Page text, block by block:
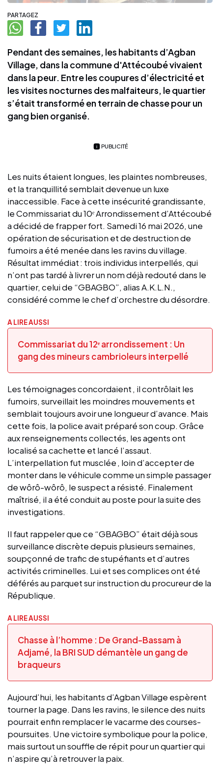
PARTAGEZ
Pendant des semaines, les habitants d’Agban
Village, dans la commune d'Attécoubé vivaient
dans la peur. Entre les coupures d’électricité et
les visites nocturnes des malfaiteurs, le quartier
s’était transformé en terrain de chasse pour un
gang bien organisé.
PUBLICITÉ
Les nuits étaient longues, les plaintes nombreuses,
et la tranquillité semblait devenue un luxe
inaccessible. Face à cette insécurité grandissante,
le Commissariat du 10ᵉ Arrondissement d’Attécoubé
a décidé de frapper fort. Samedi 16 mai 2026, une
opération de sécurisation et de destruction de
fumoirs a été menée dans les ravins du village.
Résultat immédiat : trois individus interpellés, qui
n’ont pas tardé à livrer un nom déjà redouté dans le
quartier, celui de “GBAGBO”, alias A.K.L.N.,
considéré comme le chef d’orchestre du désordre.
A LIRE AUSSI
Commissariat du 12ᵉ arrondissement : Un
gang des mineurs cambrioleurs interpellé
Les témoignages concordaient , il contrôlait les
fumoirs, surveillait les moindres mouvements et
semblait toujours avoir une longueur d’avance. Mais
cette fois, la police avait préparé son coup. Grâce
aux renseignements collectés, les agents ont
localisé sa cachette et lancé l’assaut.
L’interpellation fut musclée , loin d’accepter de
monter dans le véhicule comme un simple passager
de wôrô-wôrô, le suspect a résisté. Finalement
maîtrisé, il a été conduit au poste pour la suite des
investigations.
Il faut rappeler que ce “GBAGBO” était déjà sous
surveillance discrète depuis plusieurs semaines,
soupçonné de trafic de stupéfiants et d’autres
activités criminelles. Lui et ses complices ont été
déférés au parquet sur instruction du procureur de la
République.
A LIRE AUSSI
Chasse à l’homme : De Grand-Bassam à
Adjamé, la BRI SUD démantèle un gang de
braqueurs
Aujourd’hui, les habitants d’Agban Village espèrent
tourner la page. Dans les ravins, le silence des nuits
pourrait enfin remplacer le vacarme des courses-
poursuites. Une victoire symbolique pour la police,
mais surtout un souffle de répit pour un quartier qui
n’aspire qu’à retrouver la paix.